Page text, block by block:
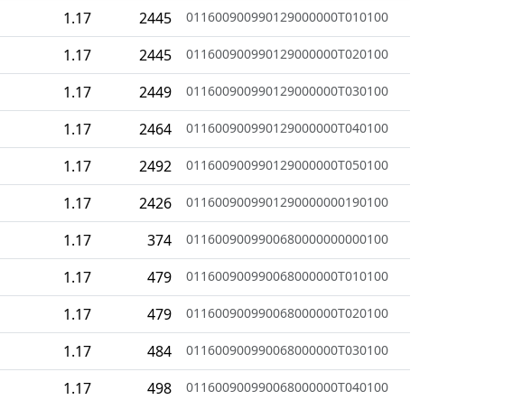
1.17 2445 011600900990129000000T010100
1.17 2445 011600900990129000000T020100
1.17 2449 011600900990129000000T030100
1.17 2464 011600900990129000000T040100
1.17 2492 011600900990129000000T050100
1.17 2426 0116009009901290000000190100
1.17 374 0116009009900680000000000100
1.17 479 011600900990068000000T010100
1.17 479 011600900990068000000T020100
1.17 484 011600900990068000000T030100
1.17 498 011600900990068000000T040100